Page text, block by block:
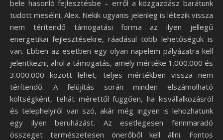
bele hasonló fejlesztésbe – erről a közgazdász barátunk
tudott mesélni, Alex. Nekik ugyanis jelenleg is létezik vissza
nem térítendő támogatási forma az ilyen jellegű
energetikai fejlesztésekre, ráadásul több lehetőségük is
van. Ebben az esetben egy olyan napelem pályázatra kell
jelentkezni, ahol a támogatás, amely mértéke 1.000.000 és
3.000.000 között lehet, teljes mértékben vissza nem
térítendő. A felújítás során minden elszámolható
költségként, tehát mérettől függően, ha kisvállalkozásról
és telephelyről van szó, akár még ingyen is lehozhatunk
egy ilyen beruházást. Az esetlegesen fennmaradó
összeget természetesen önerőből kell állni. Fontos